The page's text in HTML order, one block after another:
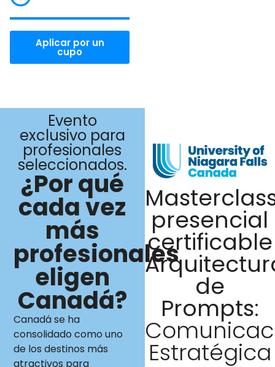
Aplicar por un
cupo
Evento
exclusivo para
profesionales
seleccionados.
¿Por qué
cada vez
más
profesionales
eligen
Canadá?
Canadá se ha
consolidado como uno
de los destinos más
atractivos para
presencial
certificable
de
Prompts:
Estratégica